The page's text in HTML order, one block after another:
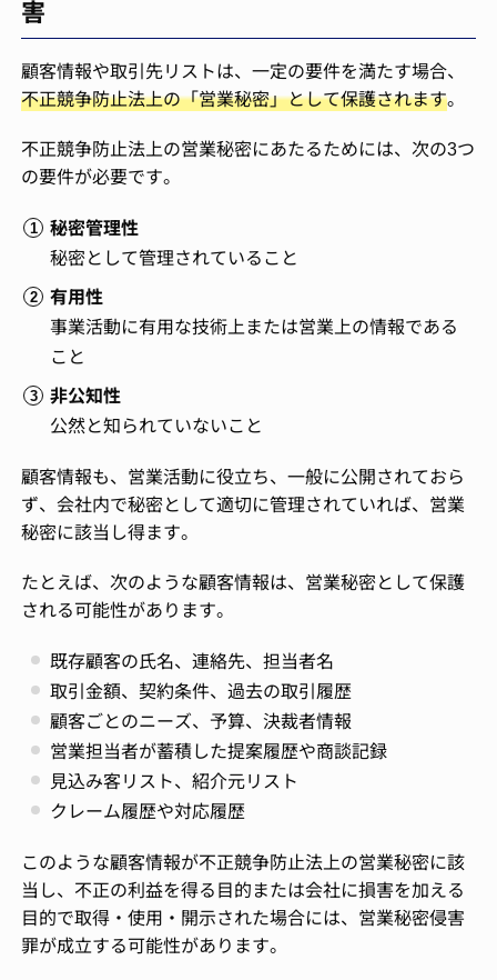
害
顧客情報や取引先リストは、一定の要件を満たす場合、
不正競争防止法上の「営業秘密」として保護されます。
不正競争防止法上の営業秘密にあたるためには、次の3つ
の要件が必要です。
秘密管理性
秘密として管理されていること
有用性
事業活動に有用な技術上または営業上の情報である
こと
非公知性
公然と知られていないこと
顧客情報も、営業活動に役立ち、一般に公開されておら
ず、会社内で秘密として適切に管理されていれば、営業
秘密に該当し得ます。
たとえば、次のような顧客情報は、営業秘密として保護
される可能性があります。
既存顧客の氏名、連絡先、担当者名
取引金額、契約条件、過去の取引履歴
顧客ごとのニーズ、予算、決裁者情報
営業担当者が蓄積した提案履歴や商談記録
見込み客リスト、紹介元リスト
クレーム履歴や対応履歴
このような顧客情報が不正競争防止法上の営業秘密に該
当し、不正の利益を得る目的または会社に損害を加える
目的で取得・使用・開示された場合には、営業秘密侵害
罪が成立する可能性があります。